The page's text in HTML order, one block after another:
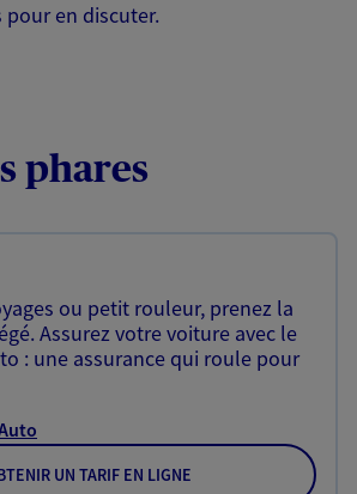
en discuter.
phares
ou petit rouleur, prenez la
Assurez votre voiture avec le
: une assurance qui roule pour
UN TARIF EN LIGNE